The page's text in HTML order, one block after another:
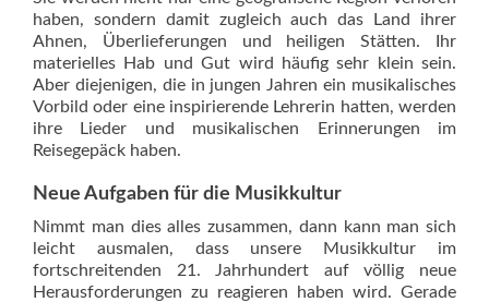
haben, sondern damit zugleich auch das Land ihrer
Ahnen, Überlieferungen und heiligen Stätten. Ihr
materielles Hab und Gut wird häufig sehr klein sein.
Aber diejenigen, die in jungen Jahren ein musikalisches
Vorbild oder eine inspirierende Lehrerin hatten, werden
ihre Lieder und musikalischen Erinnerungen im
Reisegepäck haben.
Neue Aufgaben für die Musikkultur
Nimmt man dies alles zusammen, dann kann man sich
leicht ausmalen, dass unsere Musikkultur im
fortschreitenden 21. Jahrhundert auf völlig neue
Herausforderungen zu reagieren haben wird. Gerade